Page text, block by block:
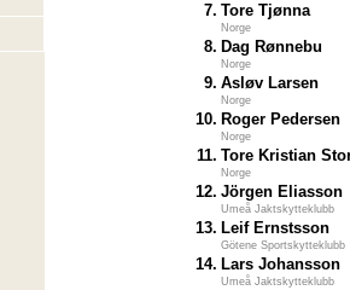
7. Tore Tjønna
Norge
8. Dag Rønnebu
Norge
9. Asløv Larsen
Norge
10. Roger Pedersen
Norge
11. Tore Kristian
Norge
12. Jörgen Eliasson
Umeå Jaktskytteklubb
13. Leif Ernstsson
Götene Sportskytteklubb
14. Lars Johansson
Umeå Jaktskytteklubb